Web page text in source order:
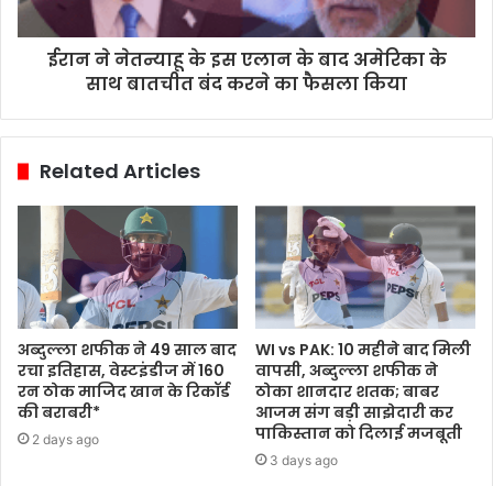
ईरान ने नेतन्याहू के इस एलान के बाद अमेरिका के
साथ बातचीत बंद करने का फैसला किया
Related Articles
अब्दुल्ला शफीक ने 49 साल बाद
रचा इतिहास, वेस्टइंडीज में 160
रन ठोक माजिद खान के रिकॉर्ड
की बराबरी*
2 days ago
WI vs PAK: 10 महीने बाद मिली
वापसी, अब्दुल्ला शफीक ने
ठोका शानदार शतक; बाबर
आजम संग बड़ी साझेदारी कर
पाकिस्तान को दिलाई मजबूती
3 days ago